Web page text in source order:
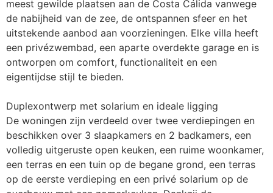
meest gewilde plaatsen aan de Costa Cálida vanwege
de nabijheid van de zee, de ontspannen sfeer en het
uitstekende aanbod aan voorzieningen. Elke villa heeft
een privézwembad, een aparte overdekte garage en is
ontworpen om comfort, functionaliteit en een
eigentijdse stijl te bieden.
Duplexontwerp met solarium en ideale ligging
De woningen zijn verdeeld over twee verdiepingen en
beschikken over 3 slaapkamers en 2 badkamers, een
volledig uitgeruste open keuken, een ruime woonkamer,
een terras en een tuin op de begane grond, een terras
op de eerste verdieping en een privé solarium op de